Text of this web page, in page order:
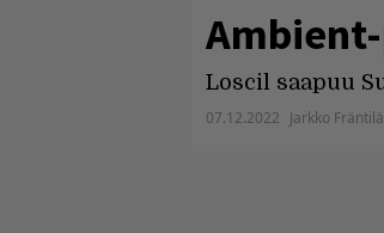
Loscil saapuu
07.12.2022 Jarkko Fräntilä